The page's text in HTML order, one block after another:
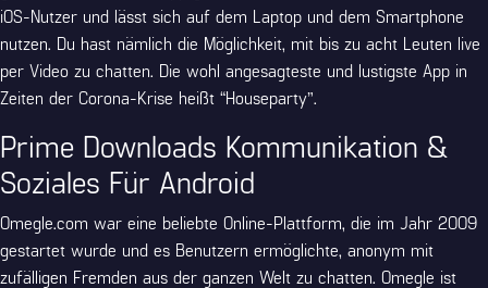
iOS-Nutzer und lässt sich auf dem Laptop und dem Smartphone
nutzen. Du hast nämlich die Möglichkeit, mit bis zu acht Leuten live
per Video zu chatten. Die wohl angesagteste und lustigste App in
Zeiten der Corona-Krise heißt “Houseparty”.
Prime Downloads Kommunikation &
Soziales Für Android
Omegle.com war eine beliebte Online-Plattform, die im Jahr 2009
gestartet wurde und es Benutzern ermöglichte, anonym mit
zufälligen Fremden aus der ganzen Welt zu chatten. Omegle ist